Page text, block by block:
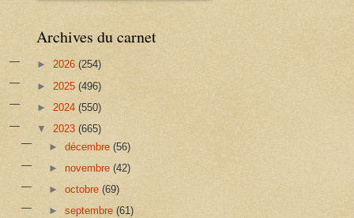
Archives du carnet
► 2026 (254)
► 2025 (496)
► 2024 (550)
▼ 2023 (665)
►décembre(56)
►novembre(42)
►octobre(69)
►septembre(61)